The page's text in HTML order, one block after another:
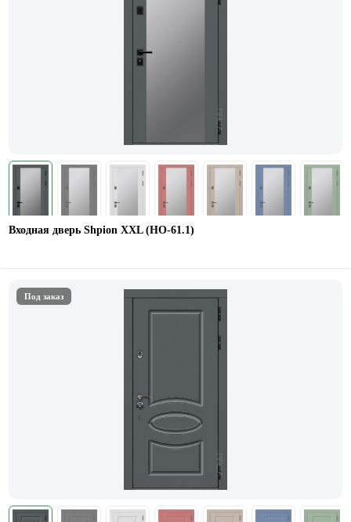
Входная дверь Shpion XXL (НО-61.1)
Под заказ